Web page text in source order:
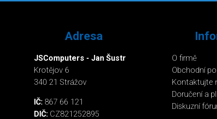
Adresa
JSComputers - Jan Šustr
Krotějov 6
340 21 Strážov
IČ: 867 66 121
DIČ: CZ821252895
O firmě
Obchodní
Kontaktujte
Doručení a
Diskuzní